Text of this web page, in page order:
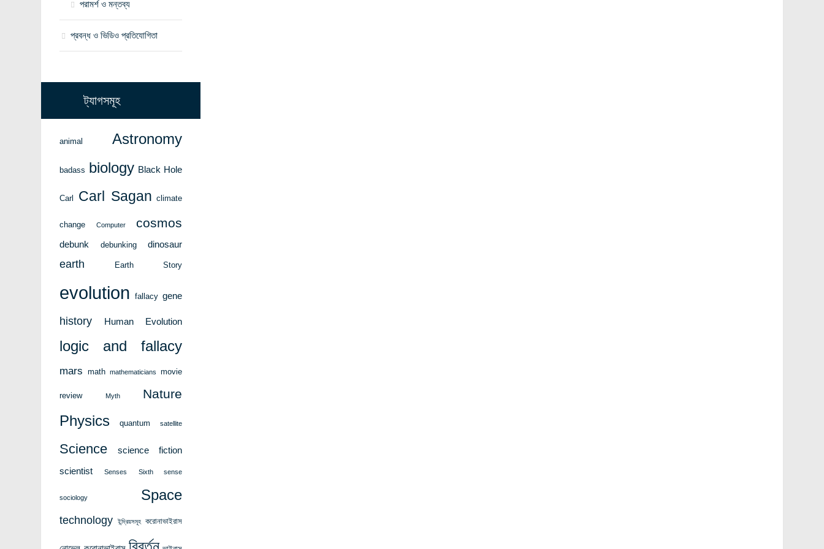
পরামর্শ ও মন্তব্য
প্রবন্ধ ও ভিডিও প্রতিযোগিতা
ট্যাগসমূহ
animal Astronomy
badass biology Black Hole
Carl Carl Sagan climate
change Computer cosmos
debunk debunking dinosaur
earth Earth Story
evolution fallacy gene
history Human Evolution
logic and fallacy
mars math mathematicians movie
review Myth Nature
Physics quantum satellite
Science science fiction
scientist Senses Sixth sense
sociology Space
technology ইন্দ্রিয়সমূহ করোনাভাইরাস